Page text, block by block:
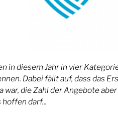
in diesem Jahr in vier
Dabei fällt auf, dass das
war, die Zahl der Angebote
darf...